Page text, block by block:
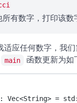
所有数字，打印该数
适应任何数字，我
main 函数更新为如
: Vec<String> = std